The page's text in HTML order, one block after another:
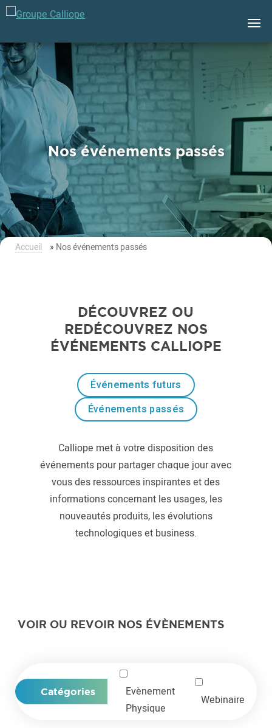
Groupe
Calliope
Nos événements passés
Accueil » Nos événements passés
DÉCOUVREZ OU
REDÉCOUVREZ NOS
ÉVÉNEMENTS CALLIOPE
Événements futurs
Événements passés
Calliope met à votre disposition des
événements pour partager chaque jour avec
vous des ressources inspirantes et des
informations concernant les usages, les
nouveautés produits, les évolutions
technologiques et business.
VOIR OU REVOIR NOS ÉVÈNEMENTS
Catégories
Evènement
Physique
Webinaire